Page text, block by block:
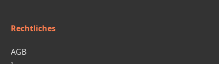
Rechtliches
AGB